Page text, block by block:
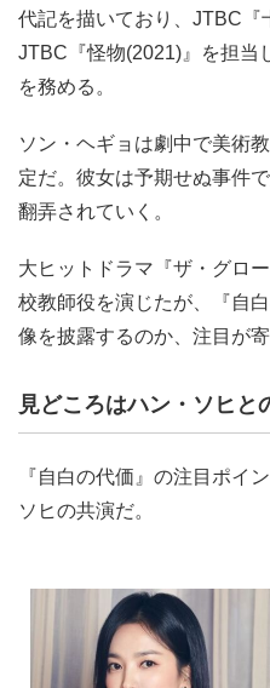
代記を描いており、JTBC『
JTBC『怪物(2021)』を担当
を務める。
ソン・ヘギョは劇中で美術
定だ。彼女は予期せぬ事件
翻弄されていく。
大ヒットドラマ『ザ・グロ
校教師役を演じたが、『自
像を披露するのか、注目が寄
見どころはハン・ソヒと
『自白の代価』の注目ポイ
ソヒの共演だ。